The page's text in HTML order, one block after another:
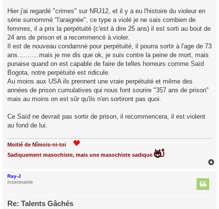
s
a
e
Hier j'ai regardé "crimes" sur NRJ12, et il y a eu l'histoire du violeur en
série surnommé "l'araignée", ce type a violé je ne sais combien de
femmes, il a pris la perpétuité (c'est à dire 25 ans) il est sorti au bout de
24 ans de prison et a recommencé à violer.
Il est de nouveau condamné pour perpétuité, il pourra sortir à l'age de 73
ans...........mais je me dis que ok, je suis contre la peine de mort, mais
punaise quand on est capable de faire de telles horreurs comme Saïd
Bogota, notre perpétuité est ridicule.
Au moins aux USA ils prennent une vraie perpétuité et même des
années de prison cumulatives qui nous font sourire "357 ans de prison"
mais au moins on est sûr qu'ils n'en sortiront pas quoi.
Ce Saïd ne devrait pas sortir de prison, il recommencera, il est violent
au fond de lui.
Moitié de Nîmois-ni-toi
Sadiquement masochiste, mais une masochiste sadique
Ray-J
Intarissable
Re: Talents Gâchés